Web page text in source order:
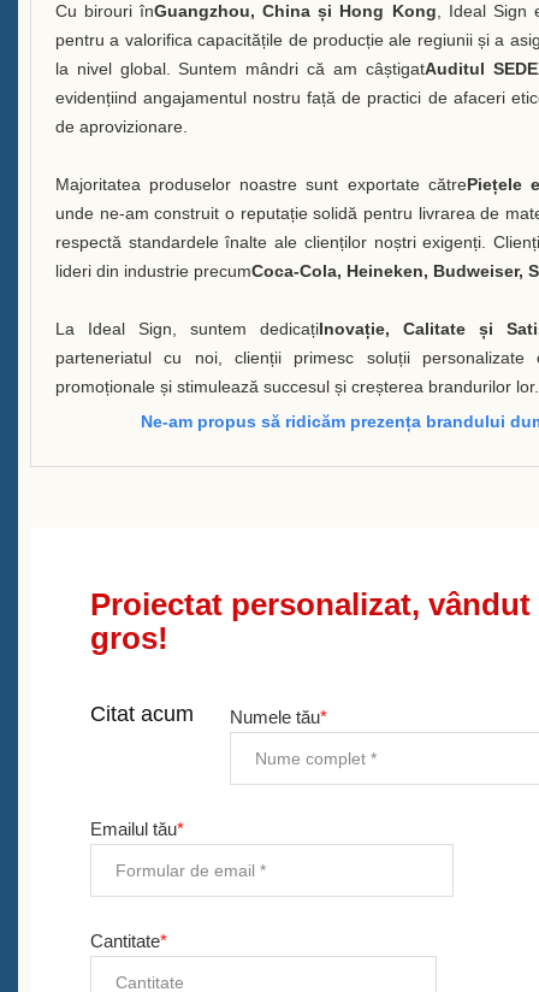
Cu birouri înGuangzhou, China și Hong Kong , Ideal Sign
pentru a valorifica capacitățile de producție ale regiunii și a
la nivel global. Suntem mândri că am câștigatAuditul
evidențiind angajamentul nostru față de practici de afaceri
de aprovizionare.
Majoritatea produselor noastre sunt exportate cătrePiețele
unde ne-am construit o reputație solidă pentru livrarea de
respectă standardele înalte ale clienților noștri exigenți.
lideri din industrie precumCoca-Cola, Heineken, Budweiser,
La Ideal Sign, suntem dedicațiInovație, Calitate și
parteneriatul cu noi, clienții primesc soluții
promoționale și stimulează succesul și creșterea brandurilor lor.
Ne-am propus să ridicăm prezența brandului
Proiectat personalizat, vândut
gros!
Citat acum Numele tău*
Emailul tău*
Cantitate*